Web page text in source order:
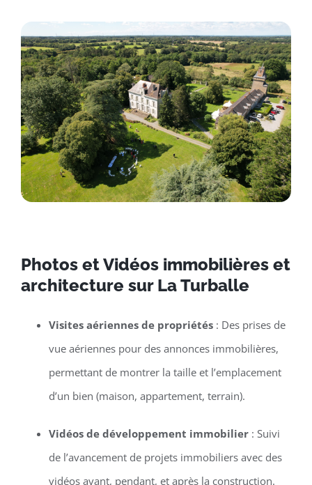
Photos et Vidéos immobilières et
architecture sur La Turballe
Visites aériennes de propriétés: Des prises de
vue aériennes pour des annonces immobilières,
permettant de montrer la taille et l’emplacement
d’un bien (maison, appartement, terrain).
Vidéos de développement immobilier: Suivi
de l’avancement de projets immobiliers avec des
vidéos avant, pendant, et après la construction.